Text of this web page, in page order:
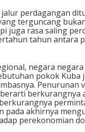
jalur perdagangan
terguncang
juga rasa saling
tahun antara
negara negara
pokok Kuba
Penurunan
berkurangnya
pada akhirnya
perekonomian